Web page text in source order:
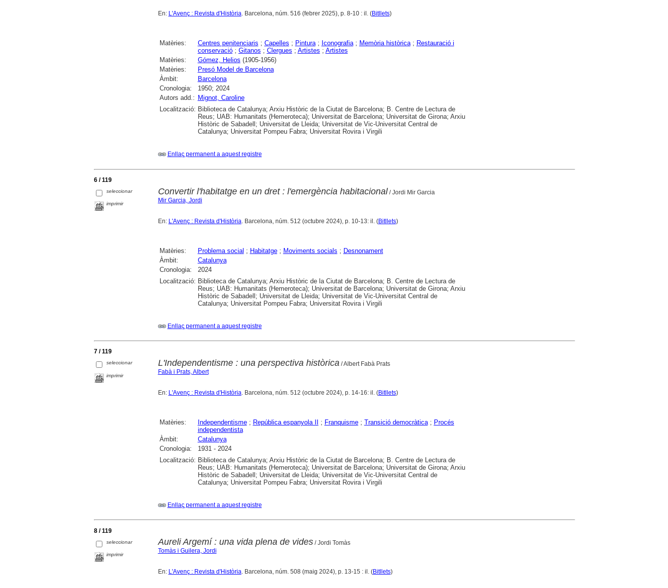
En: L'Avenç : Revista d'Història. Barcelona, núm. 516 (febrer 2025), p. 8-10 : il. (Bitllets)
Matèries: Centres penitenciaris ; Capelles ; Pintura; Iconografia; Memòria històrica; Restauració i
conservació; Gitanos ; Clergues ; Artistes ; Artistes
Matèries:
Gómez, Helios (1905-1956)
Matèries:
Presó Model de Barcelona
Àmbit:
Barcelona
Cronologia:
1950; 2024
Autors add.: Mignot, Caroline
Localització: Biblioteca de Catalunya; Arxiu Històric de la Ciutat de Barcelona; B. Centre de Lectura de
Reus; UAB: Humanitats (Hemeroteca); Universitat de Barcelona; Universitat de Girona; Arxiu
Històric de Sabadell; Universitat de Lleida; Universitat de Vic-Universitat Central de
Catalunya; Universitat Pompeu Fabra; Universitat Rovira i Virgili
Enllaç permanent a aquest registre
6 / 119
seleccionar
imprimir
Convertir l'habitatge en un dret : l'emergència habitacional/ Jordi Mir Garcia
Mir Garcia, Jordi
En: L'Avenç : Revista d'Història . Barcelona, núm. 512 (octubre 2024), p. 10-13: il. (Bitllets)
Matèries: Problema social ; Habitatge; Moviments socials ; Desnonament
Àmbit:
Catalunya
Cronologia:
2024
Localització: Biblioteca de Catalunya; Arxiu Històric de la Ciutat de Barcelona; B. Centre de Lectura de
Reus; UAB: Humanitats (Hemeroteca); Universitat de Barcelona; Universitat de Girona; Arxiu
Històric de Sabadell; Universitat de Lleida; Universitat de Vic-Universitat Central de
Catalunya; Universitat Pompeu Fabra; Universitat Rovira i Virgili
Enllaç permanent a aquest registre
7 / 119
seleccionar
imprimir
L'Independentisme : una perspectiva històrica / Albert Fabà Prats
Fabà i Prats, Albert
En: L'Avenç : Revista d'Història . Barcelona, núm. 512 (octubre 2024), p. 14-16: il. (Bitllets)
Matèries: Independentisme; República espanyola II ; Franquisme; Transició democràtica; Procés
independentista
Àmbit:
Catalunya
Cronologia:
1931 - 2024
Localització: Biblioteca de Catalunya; Arxiu Històric de la Ciutat de Barcelona; B. Centre de Lectura de
Reus; UAB: Humanitats (Hemeroteca); Universitat de Barcelona; Universitat de Girona; Arxiu
Històric de Sabadell; Universitat de Lleida; Universitat de Vic-Universitat Central de
Catalunya; Universitat Pompeu Fabra; Universitat Rovira i Virgili
Enllaç permanent a aquest registre
8 / 119
seleccionar
imprimir
Aureli Argemí : una vida plena de vides/ Jordi Tomàs
Tomàs i Guilera, Jordi
En: L'Avenç : Revista d'Història . Barcelona, núm. 508 (maig 2024), p. 13-15 : il. (Bitllets)